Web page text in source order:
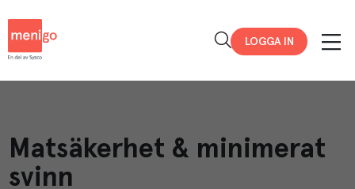
LOGGA IN
Matsäkerhet & minimerat
svinn